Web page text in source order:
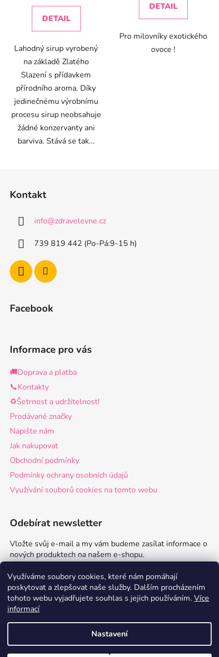
Využíváme soubory cookies, které nám pomáhají
poskytovat a zlepšovat naše služby. Dalším procházením
tohoto webu vyjadřujete souhlas s jejich používáním. Více
informací
Nastavení
DETAIL
Lahodný sirup vyrobený
na základě Zlatého
Slazení s přídavkem
přírodního aroma. Díky
jedinečnému výrobnímu
procesu sirup neobsahuje
žádné konzervanty ani
barviva. Stává se tak...
DETAIL
Pro milovníky exotického
ovoce !
Kontakt
info@zdravelevne.cz
739 819 442 (Po-Pá:9-15 h)
Facebook
Informace pro vás
🚚Doprava a platba
📞Kontakty
♻️Šetrnost a udržitelnost!
Prodávané značky
Napište nám
Jak nakupovat
Obchodní podmínky
Podmínky ochrany osobních údajů
Využívání souborů cookies na tomto webu
Odebírat newsletter
Vložte svůj e-mail a my vám budeme zasílat informace o
nových produktech na našem e-shopu.
E-mail
PŘIHLÁSIT SE